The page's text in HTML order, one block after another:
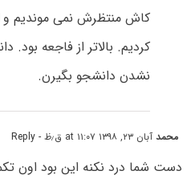
کاش منتظرش نمی موندیم و
کردیم. بالاتر از فاجعه
نشدن دانشجو بگیرن.
محمدآبان ۲۳, ۱۳۹۸ at ۱۱:۰۷ ق٫ظ - Reply
دست شما درد نکنه این بود اون